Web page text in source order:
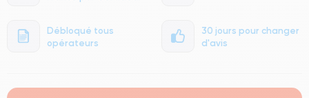
Débloqué tous
opérateurs
30 jours pour changer
d'avis